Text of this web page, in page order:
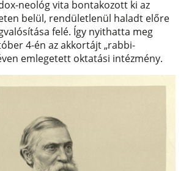
neológ vita bontakozott ki az
belül, rendületlenül haladt előre
felé. Így nyithatta meg
4-én az akkortájt „rabbi-
emlegetett oktatási intézmény.